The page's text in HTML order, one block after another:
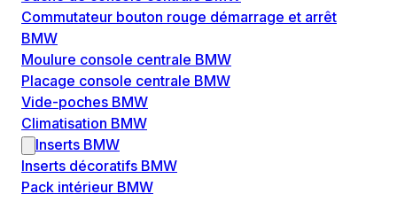
Commutateur bouton rouge démarrage et arrêt
BMW
Moulure console centrale BMW
Placage console centrale BMW
Vide-poches BMW
Climatisation BMW
Inserts BMW
Inserts décoratifs BMW
Pack intérieur BMW